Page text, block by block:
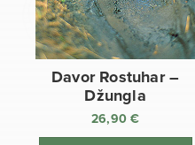
Davor Rostuhar –
Džungla
26,90€